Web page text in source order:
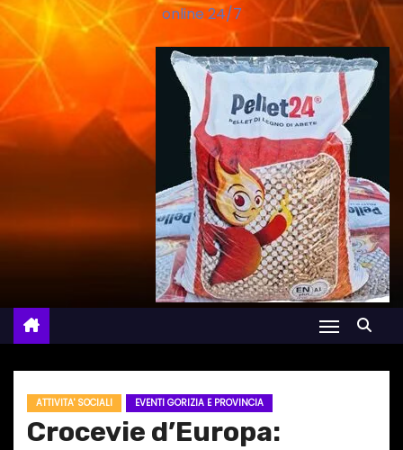
online 24/7
ATTIVITA' SOCIALI EVENTI GORIZIA E PROVINCIA
Crocevie d’Europa: